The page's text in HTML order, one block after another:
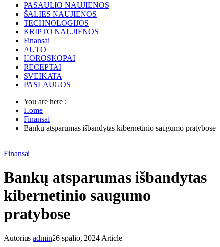
PASAULIO NAUJIENOS
ŠALIES NAUJIENOS
TECHNOLOGIJOS
KRIPTO NAUJIENOS
Finansai
AUTO
HOROSKOPAI
RECEPTAI
SVEIKATA
PASLAUGOS
You are here :
Home
Finansai
Bankų atsparumas išbandytas kibernetinio saugumo pratybose
Finansai
Bankų atsparumas išbandytas
kibernetinio saugumo
pratybose
Autorius admin26 spalio, 2024 Article